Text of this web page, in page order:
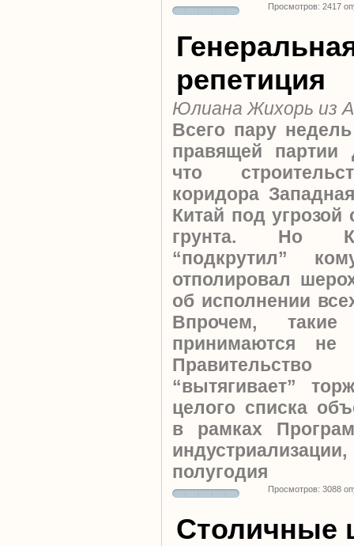
Просмотров: 2417
репетиция
Юлиана Жихорь из
Всего пару
правящей партии
что
коридора
Китай под угрозой
грунта. Но
“подкрутил”
отполировал
об исполнении
Впрочем,
принимаются не
“вытягивает”
целого списка
в рамках
полугодия
Просмотров: 3088
Столичные